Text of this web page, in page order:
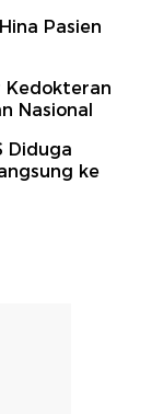
Pasien
Kedokteran
Nasional
Diduga
ke